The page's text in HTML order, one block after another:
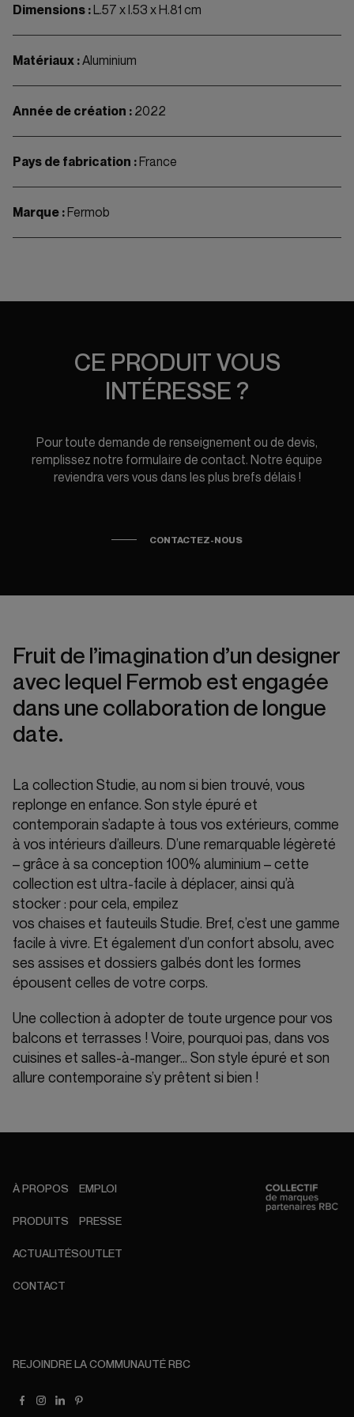
Dimensions :L.57 x l.53 x H.81 cm
Matériaux :Aluminium
Année de création : 2022
Pays de fabrication :France
Marque :Fermob
CE PRODUIT VOUS
INTÉRESSE ?
Pour toute demande de renseignement ou de devis,
remplissez notre formulaire de contact. Notre équipe
reviendra vers vous dans les plus brefs délais !
CONTACTEZ-NOUS
Fruit de l’imagination d’un designer
avec lequel Fermob est engagée
dans une collaboration de longue
date.
La collection Studie, au nom si bien trouvé, vous
replonge en enfance. Son style épuré et
contemporain s’adapte à tous vos extérieurs, comme
à vos intérieurs d’ailleurs. D’une remarquable légèreté
– grâce à sa conception 100% aluminium – cette
collection est ultra-facile à déplacer, ainsi qu’à
stocker : pour cela, empilez
vos chaises et fauteuils Studie. Bref, c’est une gamme
facile à vivre. Et également d’un confort absolu, avec
ses assises et dossiers galbés dont les formes
épousent celles de votre corps.
Une collection à adopter de toute urgence pour vos
balcons et terrasses ! Voire, pourquoi pas, dans vos
cuisines et salles-à-manger… Son style épuré et son
allure contemporaine s’y prêtent si bien !
À PROPOS
PRODUITS
ACTUALITÉS
CONTACT
EMPLOI
PRESSE
OUTLET
REJOINDRE LA COMMUNAUTÉ RBC